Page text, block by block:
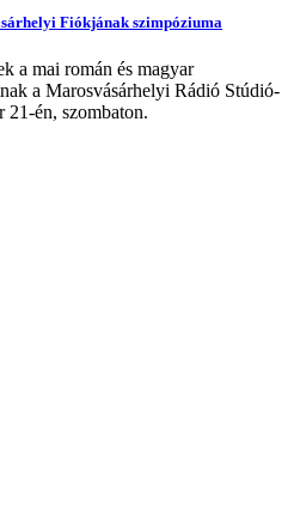
Fiókjának szimpóziuma
a mai román és magyar
a Marosvásárhelyi Rádió Stúdió-
21-én, szombaton.